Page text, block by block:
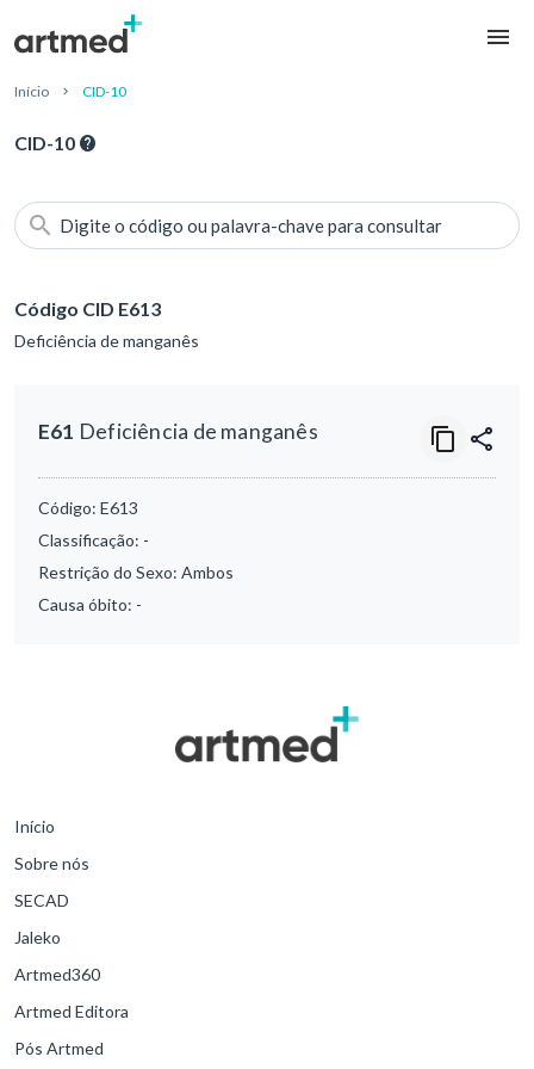
Início CID-10
CID-10
Digite o código ou palavra-chave para consultar
Código CID E613
Deficiência de manganês
E61 Deficiência de manganês
Código: E613
Classificação: -
Restrição do Sexo: Ambos
Causa óbito: -
Início
Sobre nós
SECAD
Jaleko
Artmed360
Artmed Editora
Pós Artmed